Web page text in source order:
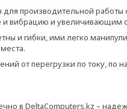
производительной
вибрацию и увеличивающим
и гибки, ими легко
от перегрузки по току, по
в DeltaComputers.kz –